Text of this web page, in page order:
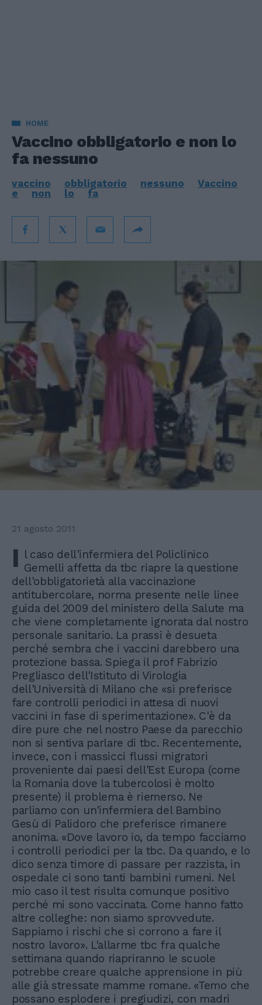
HOME
Vaccino obbligatorio e non lo
fa nessuno
vaccino obbligatorio nessuno
Vaccino
e
non lo fa
21 agosto 2011
I l caso dell'infermiera del Policlinico
Gemelli affetta da tbc riapre la questione
dell'obbligatorietà alla vaccinazione
antitubercolare, norma presente nelle linee
guida del 2009 del ministero della Salute ma
che viene completamente ignorata dal nostro
personale sanitario. La prassi è desueta
perché sembra che i vaccini darebbero una
protezione bassa. Spiega il prof Fabrizio
Pregliasco dell'Istituto di Virologia
dell'Università di Milano che «si preferisce
fare controlli periodici in attesa di nuovi
vaccini in fase di sperimentazione». C'è da
dire pure che nel nostro Paese da parecchio
non si sentiva parlare di tbc. Recentemente,
invece, con i massicci flussi migratori
proveniente dai paesi dell'Est Europa (come
la Romania dove la tubercolosi è molto
presente) il problema è riemerso. Ne
parliamo con un'infermiera del Bambino
Gesù di Palidoro che preferisce rimanere
anonima. «Dove lavoro io, da tempo facciamo
i controlli periodici per la tbc. Da quando, e lo
dico senza timore di passare per razzista, in
ospedale ci sono tanti bambini rumeni. Nel
mio caso il test risulta comunque positivo
perché mi sono vaccinata. Come hanno fatto
altre colleghe: non siamo sprovvedute.
Sappiamo i rischi che si corrono a fare il
nostro lavoro». L'allarme tbc fra qualche
settimana quando riapriranno le scuole
potrebbe creare qualche apprensione in più
alle già stressate mamme romane. «Temo che
possano esplodere i pregiudizi, con madri